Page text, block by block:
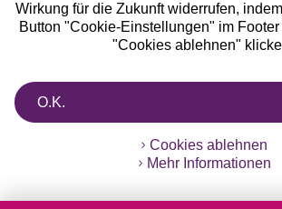
Wirkung für die Zukunft widerrufen,
Button "Cookie-Einstellungen" im
"Cookies ablehnen"
O.K.
Cookies ablehnen
Mehr Informationen